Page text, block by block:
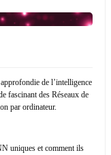
de l’intelligence
fascinant des Réseaux de
par ordinateur.
uniques et comment ils